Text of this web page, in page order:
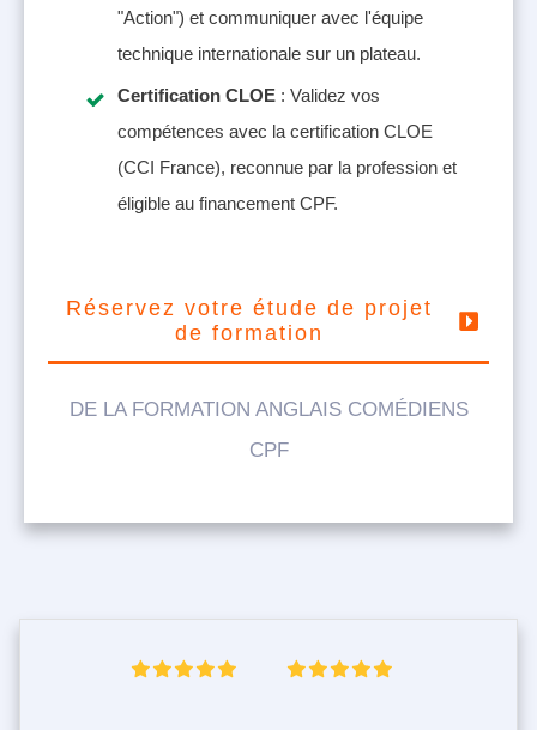
"Action") et communiquer avec l'équipe
technique internationale sur un plateau.
Certification CLOE : Validez vos
compétences avec la certification CLOE
(CCI France), reconnue par la profession et
éligible au financement CPF.
Réservez votre étude de projet
de formation
DE LA FORMATION ANGLAIS COMÉDIENS
CPF